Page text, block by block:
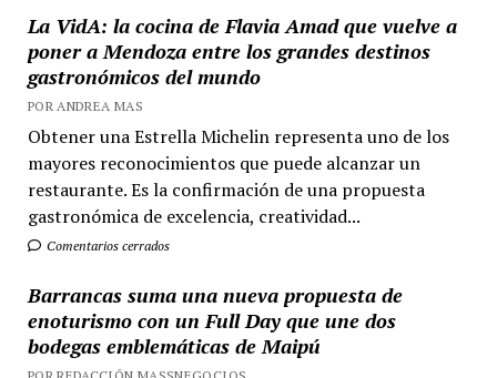
La VidA: la cocina de Flavia Amad que vuelve a
poner a Mendoza entre los grandes destinos
gastronómicos del mundo
POR ANDREA MAS
Obtener una Estrella Michelin representa uno de los
mayores reconocimientos que puede alcanzar un
restaurante. Es la confirmación de una propuesta
gastronómica de excelencia, creatividad...
Comentarios cerrados
Barrancas suma una nueva propuesta de
enoturismo con un Full Day que une dos
bodegas emblemáticas de Maipú